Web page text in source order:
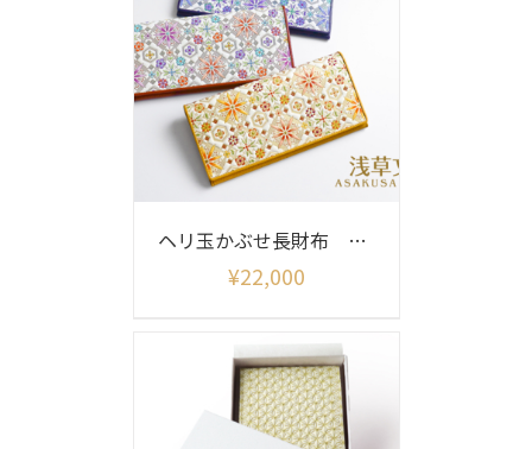
ヘリ玉かぶせ長財布 花菱
¥22,000